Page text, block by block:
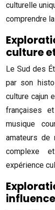
culturelle
comprendre
culture
Le Sud des
par son
culture cajun
françaises
musique
amateurs de
complexe
expérience